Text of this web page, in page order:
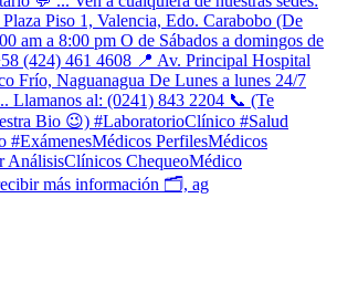
más información 🗂, ag